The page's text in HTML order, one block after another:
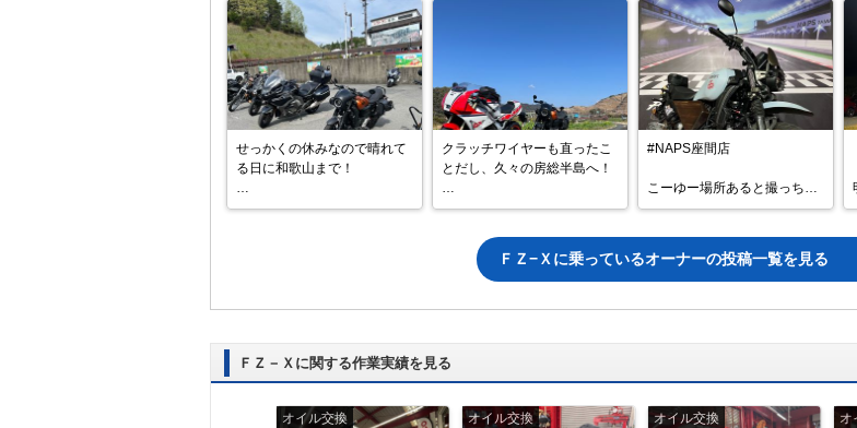
せっかくの休みなので晴れて
る日に和歌山まで！
ほとんど高速乗ってただけだ
クラッチワイヤーも直ったこ
とだし、久々の房総半島へ！
気候も良くて絶好のツーリン
相変わらずアクアラインは混
んでる😅
友にチェーン伸びすぎと指摘
皆様も良きバイクラ
#NAPS座間店
こーゆー場所あると撮っちゃ
うよねー♪
#fzx150
#FZX日本
#ウォールアート
ＦＺ−Ｘに乗っているオーナーの投稿一覧を見る
ＦＺ－Ｘに関する作業実績を見る
オイル交換 オイル交換 オイル交換 オ